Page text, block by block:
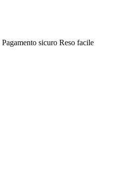
Pagamento sicuro Reso facile